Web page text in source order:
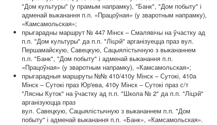
"Дом культуры" (у прамым напрамку), "Банк", "Дом побыту" і
адменай выканання п.п. «Працоўная» (у зваротным напрамку),
«Камсамольская»;
прыгарадны маршрут № 447 Мінск – Смалявічы на ўчастку ад
п.п. "Дом культуры" да п.п. "Ліцэй" арганізуецца праз вул.
Першамайскую, Савецкую, Сацыялістычную з выкананнем
п.п. "Банк", "Дом побыту" і адменай выканання п.п.
«Працоўная» (у зваротным напрамку), «Камсамольская»;
прыгарадныя маршруты №№ 410/410у Мінск – Сутокі, 410а
Мінск – Сутокі праз Юр'ева, 410у Мінск – Сутокі праз с/т
"Лясны Куток" на ўчастку ад п.п. "Школа № 2" да п.п. "Ліцэй"
арганізуюцца праз
вул. Савецкую, Сацыялістычную з выкананнем п.п. "Дом
побыту" і адменай выканання п.п. «Банк», «Камсамольская».